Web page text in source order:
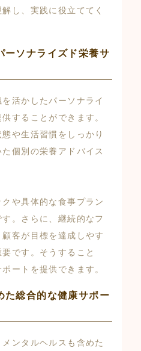
し、実践に役立ててく
ーソナライズド栄養サ
活かしたパーソナライ
することができます。
や生活習慣をしっかり
個別の栄養アドバイス
や具体的な食事プラン
。さらに、継続的なフ
客が目標を達成しやす
です。そうすること
ートを提供できます。
た総合的な健康サポー
ンタルヘルスも含めた